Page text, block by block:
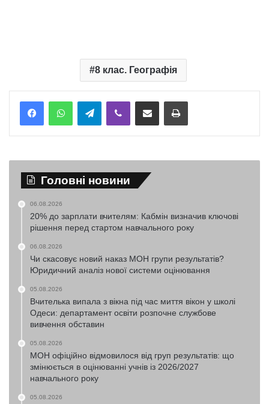
8 клас. Географія
TelegramViber Надіслати електронною поштоюНадрукувати
Головні новини
06.08.2026
20% до зарплати вчителям: Кабмін визначив ключові
рішення перед стартом навчального року
06.08.2026
Чи скасовує новий наказ МОН групи результатів?
Юридичний аналіз нової системи оцінювання
05.08.2026
Вчителька випала з вікна під час миття вікон у школі
Одеси: департамент освіти розпочне службове
вивчення обставин
05.08.2026
МОН офіційно відмовилося від груп результатів: що
змінюється в оцінюванні учнів із 2026/2027
навчального року
05.08.2026